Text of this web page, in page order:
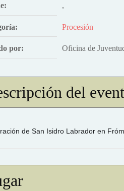
,
Procesión
por: Oficina de
del
de San Isidro Labrador en